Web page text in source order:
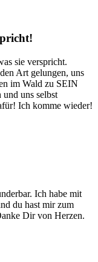
sie verspricht.
Art gelungen, uns
im Wald zu SEIN
uns selbst
Ich komme wieder!
Ich habe mit
du hast mir zum
Dir von Herzen.